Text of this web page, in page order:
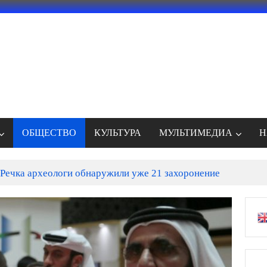
ОБЩЕСТВО КУЛЬТУРА МУЛЬТИМЕДИА
археологи обнаружили уже 21 захоронение